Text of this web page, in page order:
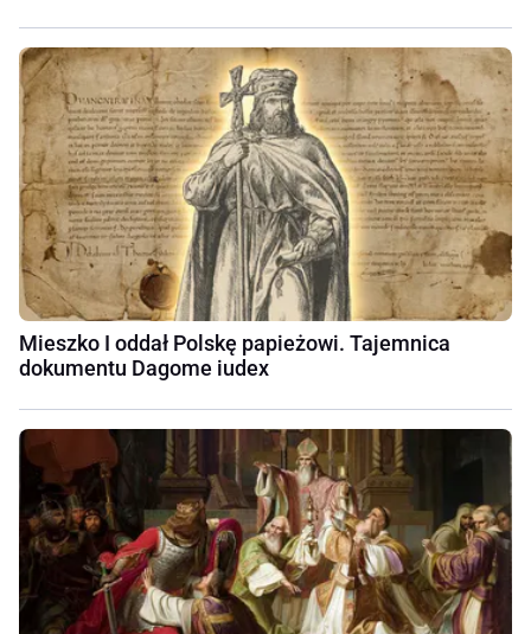
Mieszko I oddał Polskę papieżowi. Tajemnica
dokumentu Dagome iudex